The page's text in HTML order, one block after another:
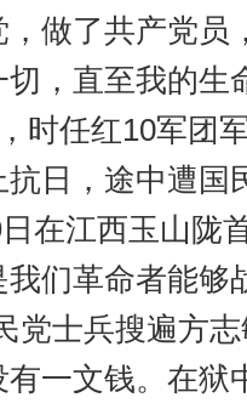
做了共产党员
，直至我的生
时任红10军团
日，途中遭国
在江西玉山陇
们革命者能够
党士兵搜遍方
一文钱。在狱